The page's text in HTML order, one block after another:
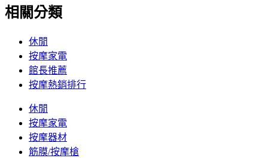
相關分類
休閒
按摩家電
館長推薦
按摩熱銷排行
休閒
按摩家電
按摩器材
筋膜/按摩槍